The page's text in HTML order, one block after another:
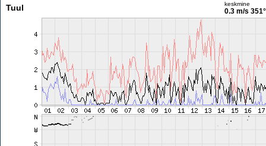
Tuul keskmine
0.3 m/s 351°